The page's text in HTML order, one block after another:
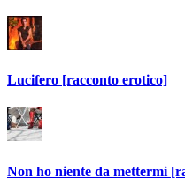
Lucifero [racconto erotico]
Non ho niente da mettermi